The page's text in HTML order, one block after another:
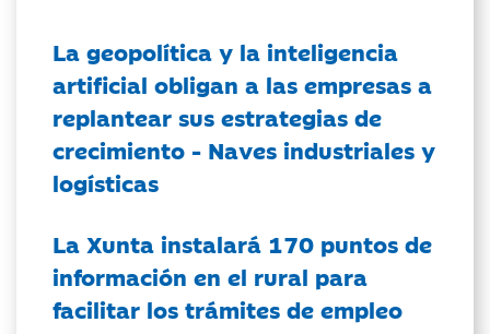
La geopolítica y la inteligencia
artificial obligan a las empresas a
replantear sus estrategias de
crecimiento - Naves industriales y
logísticas
La Xunta instalará 170 puntos de
información en el rural para
facilitar los trámites de empleo